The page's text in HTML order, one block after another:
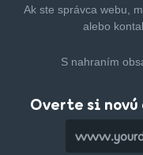
Ak ste správca webu,
alebo
S nahraním
Overte si novú